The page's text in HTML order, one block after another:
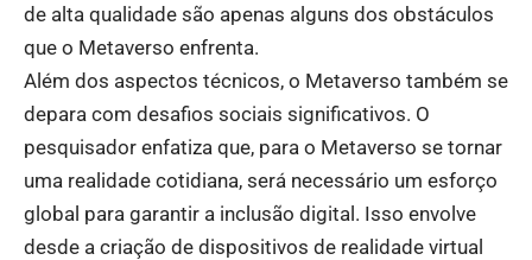
de alta qualidade são apenas alguns dos obstáculos
que o Metaverso enfrenta.
Além dos aspectos técnicos, o Metaverso também se
depara com desafios sociais significativos. O
pesquisador enfatiza que, para o Metaverso se tornar
uma realidade cotidiana, será necessário um esforço
global para garantir a inclusão digital. Isso envolve
desde a criação de dispositivos de realidade virtual